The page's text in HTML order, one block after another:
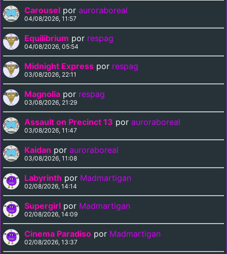
Carousel por auroraboreal
04/08/2026, 11:57
Equilibrium por respag
04/08/2026, 05:54
Midnight Express por respag
03/08/2026, 22:11
Magnolia por respag
03/08/2026, 21:29
Assault on Precinct 13 por auroraboreal
03/08/2026, 11:47
Kaidan por auroraboreal
03/08/2026, 11:08
Labyrinth por Madmartigan
02/08/2026, 14:14
Supergirl por Madmartigan
02/08/2026, 14:09
Cinema Paradiso por Madmartigan
02/08/2026, 13:37